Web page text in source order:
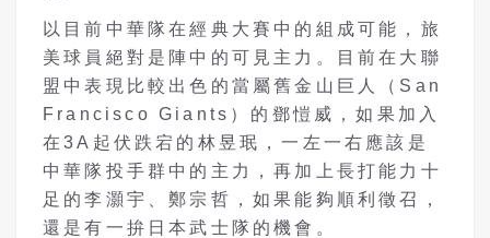
以目前中華隊在經典大賽中的組成可能，旅
美球員絕對是陣中的可見主力。目前在大聯
盟中表現比較出色的當屬舊金山巨人（San
Francisco Giants）的鄧愷威，如果加入
在3A起伏跌宕的林昱珉，一左一右應該是
中華隊投手群中的主力，再加上長打能力十
足的李灝宇、鄭宗哲，如果能夠順利徵召，
還是有一拚日本武士隊的機會。